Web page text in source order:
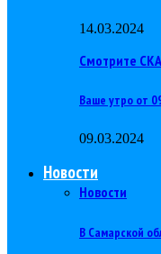
14.03.2024
Смотрите
Ваше утро от
09.03.2024
Новости
Новости
В Самарской